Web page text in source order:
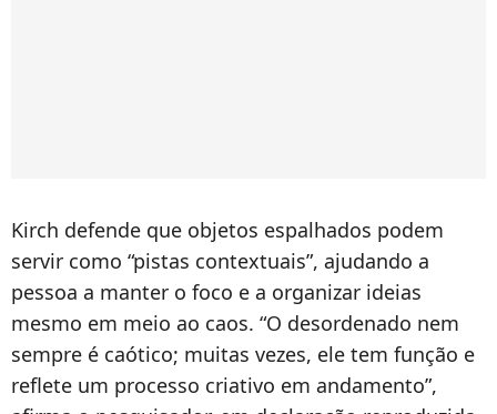
Kirch defende que objetos espalhados podem
servir como “pistas contextuais”, ajudando a
pessoa a manter o foco e a organizar ideias
mesmo em meio ao caos. “O desordenado nem
sempre é caótico; muitas vezes, ele tem função e
reflete um processo criativo em andamento”,